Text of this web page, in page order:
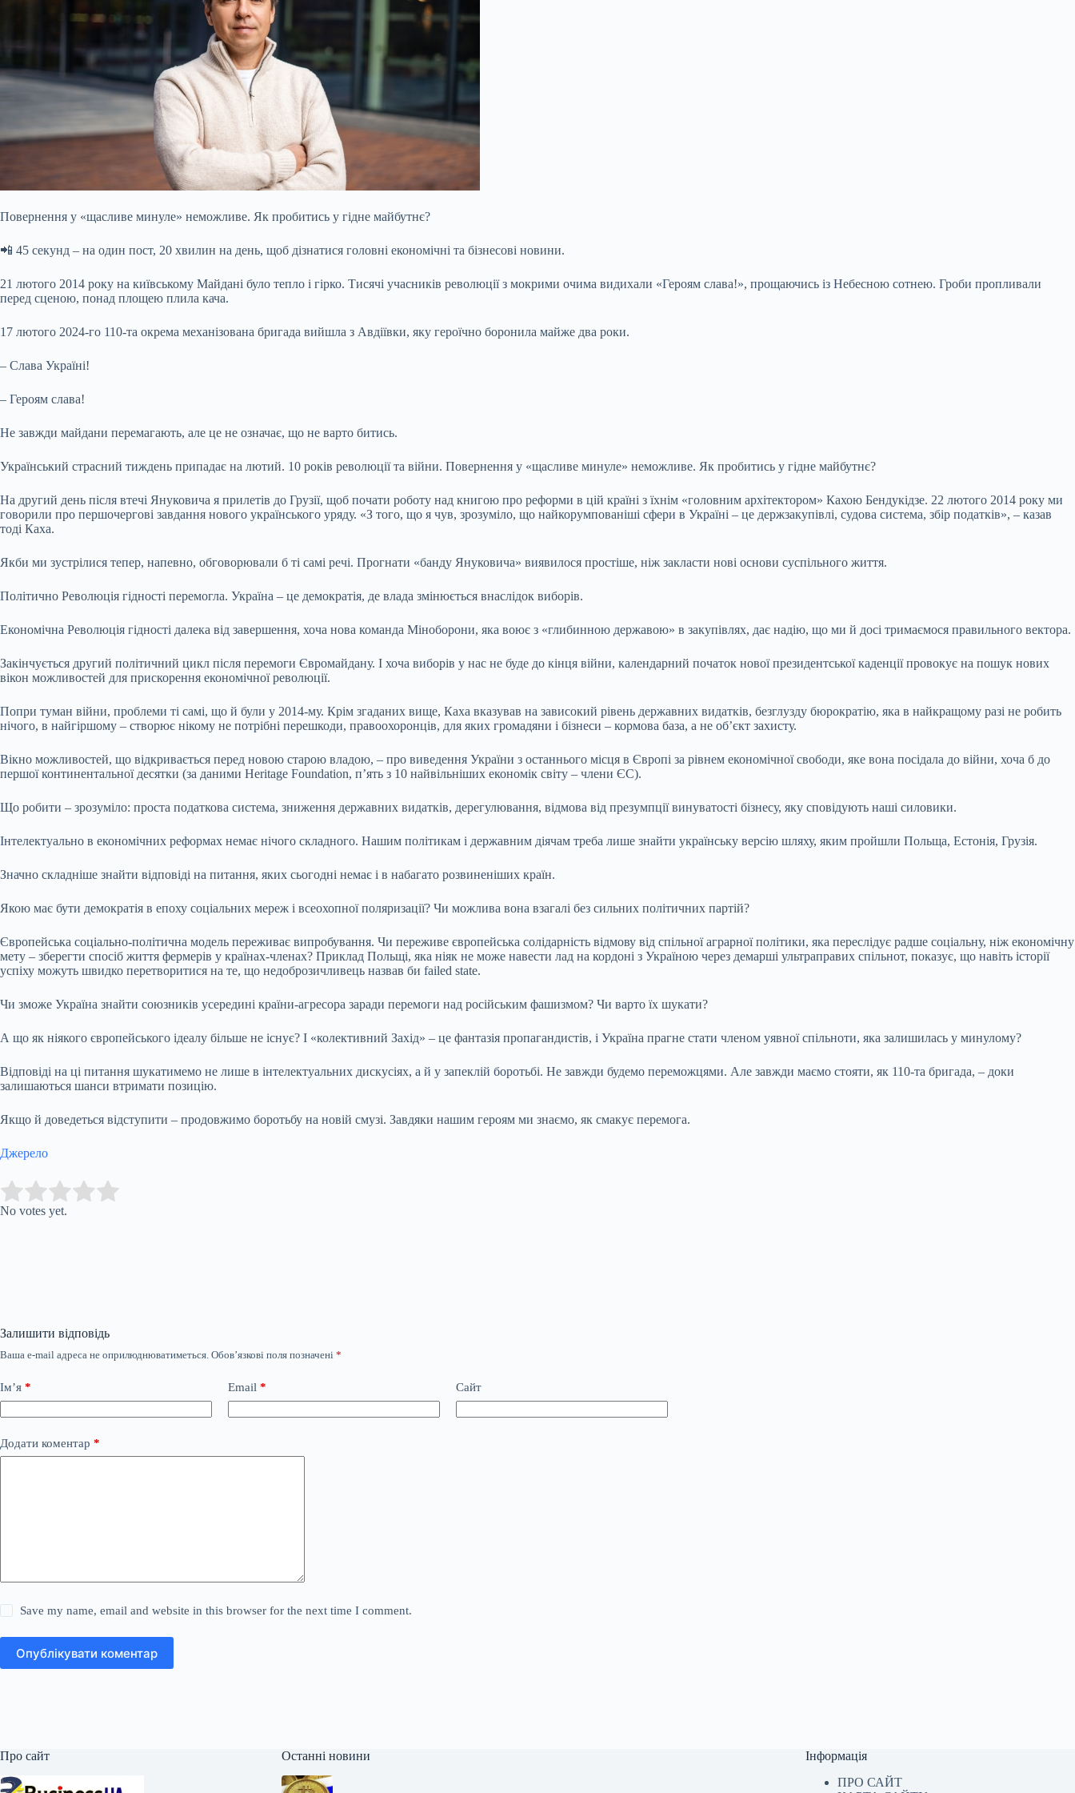
Повернення у «щасливе минуле» неможливе. Як пробитись у гідне майбутнє?
📲 45 секунд – на один пост, 20 хвилин на день, щоб дізнатися головні економічні та бізнесові новини.
21 лютого 2014 року на київському Майдані було тепло і гірко. Тисячі учасників революції з мокрими очима видихали «Героям слава!», прощаючись із Небесною сотнею. Гроби пропливали
перед сценою, понад площею плила кача.
17 лютого 2024-го 110-та окрема механізована бригада вийшла з Авдіївки, яку героїчно боронила майже два роки.
– Слава Україні!
– Героям слава!
Не завжди майдани перемагають, але це не означає, що не варто битись.
Український страсний тиждень припадає на лютий. 10 років революції та війни. Повернення у «щасливе минуле» неможливе. Як пробитись у гідне майбутнє?
На другий день після втечі Януковича я прилетів до Грузії, щоб почати роботу над книгою про реформи в цій країні з їхнім «головним архітектором» Кахою Бендукідзе. 22 лютого 2014 року ми
говорили про першочергові завдання нового українського уряду. «З того, що я чув, зрозуміло, що найкорумпованіші сфери в Україні – це держзакупівлі, судова система, збір податків», – казав
тоді Каха.
Якби ми зустрілися тепер, напевно, обговорювали б ті самі речі. Прогнати «банду Януковича» виявилося простіше, ніж закласти нові основи суспільного життя.
Політично Революція гідності перемогла. Україна – це демократія, де влада змінюється внаслідок виборів.
Економічна Революція гідності далека від завершення, хоча нова команда Міноборони, яка воює з «глибинною державою» в закупівлях, дає надію, що ми й досі тримаємося правильного вектора.
Закінчується другий політичний цикл після перемоги Євромайдану. І хоча виборів у нас не буде до кінця війни, календарний початок нової президентської каденції провокує на пошук нових
вікон можливостей для прискорення економічної революції.
Попри туман війни, проблеми ті самі, що й були у 2014-му. Крім згаданих вище, Каха вказував на зависокий рівень державних видатків, безглузду бюрократію, яка в найкращому разі не робить
нічого, в найгіршому – створює нікому не потрібні перешкоди, правоохоронців, для яких громадяни і бізнеси – кормова база, а не об’єкт захисту.
Вікно можливостей, що відкривається перед новою старою владою, – про виведення України з останнього місця в Європі за рівнем економічної свободи, яке вона посідала до війни, хоча б до
першої континентальної десятки (за даними Heritage Foundation, п’ять з 10 найвільніших економік світу – члени ЄС).
Що робити – зрозуміло: проста податкова система, зниження державних видатків, дерегулювання, відмова від презумпції винуватості бізнесу, яку сповідують наші силовики.
Інтелектуально в економічних реформах немає нічого складного. Нашим політикам і державним діячам треба лише знайти українську версію шляху, яким пройшли Польща, Естонія, Грузія.
Значно складніше знайти відповіді на питання, яких сьогодні немає і в набагато розвиненіших країн.
Якою має бути демократія в епоху соціальних мереж і всеохопної поляризації? Чи можлива вона взагалі без сильних політичних партій?
Європейська соціально-політична модель переживає випробування. Чи переживе європейська солідарність відмову від спільної аграрної політики, яка переслідує радше соціальну, ніж економічну
мету – зберегти спосіб життя фермерів у країнах-членах? Приклад Польщі, яка ніяк не може навести лад на кордоні з Україною через демарші ультраправих спільнот, показує, що навіть історії
успіху можуть швидко перетворитися на те, що недоброзичливець назвав би failed state.
Чи зможе Україна знайти союзників усередині країни-агресора заради перемоги над російським фашизмом? Чи варто їх шукати?
А що як ніякого європейського ідеалу більше не існує? І «колективний Захід» – це фантазія пропагандистів, і Україна прагне стати членом уявної спільноти, яка залишилась у минулому?
Відповіді на ці питання шукатимемо не лише в інтелектуальних дискусіях, а й у запеклій боротьбі. Не завжди будемо переможцями. Але завжди маємо стояти, як 110-та бригада, – доки
залишаються шанси втримати позицію.
Якщо й доведеться відступити – продовжимо боротьбу на новій смузі. Завдяки нашим героям ми знаємо, як смакує перемога.
Джерело
Rate this item:
No votes yet.
Залишити відповідь
Ваша e-mail адреса не оприлюднюватиметься. Обов’язкові поля позначені *
Ім’я * Email * Сайт
Додати коментар *
Save my name, email and website in this browser for the next time I comment.
Опублікувати коментар
Про сайт Останні новини
Інформація
ПРО САЙТ